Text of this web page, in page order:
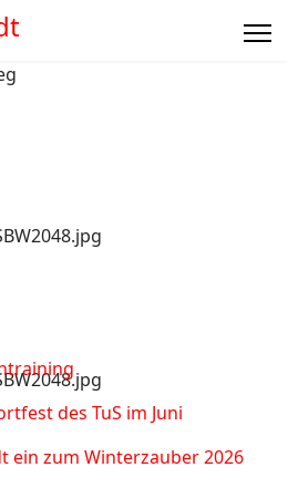
des TuS im Juni
ein zum Winterzauber 2026